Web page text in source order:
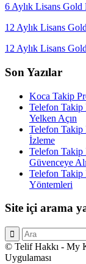
6 Aylık Lisans Gold
12 Aylık Lisans Gold
12 Aylık Lisans
Son Yazılar
Koca Takip
Telefon Takip
Yelken Açın
Telefon Takip
İzleme
Telefon Takip
Güvenceye
Telefon Takip
Yöntemleri
Site içi arama
© Telif Hakkı - My
Uygulaması